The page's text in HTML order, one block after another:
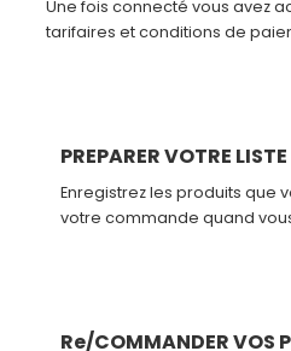
Une fois connecté vous avez
tarifaires et conditions de
PREPARER VOTRE LISTE
Enregistrez les produits que
votre commande quand
Re/COMMANDER VOS